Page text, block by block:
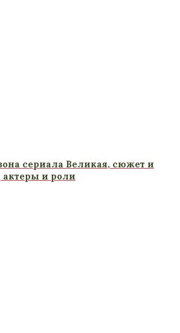
сериала Великая, сюжет и
актеры и роли